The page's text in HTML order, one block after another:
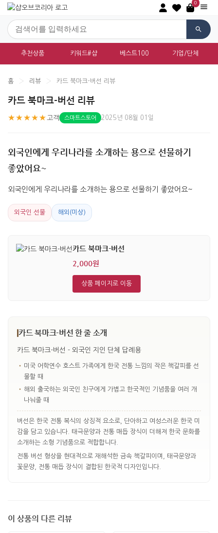
0
추천상품 키워드#샵 베스트100 기업/단체
홈 › 리뷰 › 카드 북마크-버선 리뷰
카드 북마크-버선 리뷰
★★★★★ 고객 스마트스토어 2025년 08월 01일
외국인에게 우리나라를 소개하는 용으로 선물하기
좋았어요~
외국인에게 우리나라를 소개하는 용으로 선물하기 좋았어요~
외국인 선물 해외(미상)
카드 북마크-버선
2,000원
상품 페이지로 이동
카드 북마크-버선 한 줄 소개
카드 북마크-버선 - 외국인 지인 단체 답례용
• 미국 어학연수 호스트 가족에게 한국 전통 느낌의 작은 책갈피를 선
물할 때
• 해외 출국하는 외국인 친구에게 가볍고 한국적인 기념품을 여러 개
나눠줄 때
버선은 한국 전통 복식의 상징적 요소로, 단아하고 여성스러운 한국 미
감을 담고 있습니다. 태극문양과 전통 매듭 장식이 더해져 한국 문화를
소개하는 소형 기념품으로 적합합니다.
전통 버선 형상을 현대적으로 재해석한 금속 책갈피이며, 태극문양과
꽃문양, 전통 매듭 장식이 결합된 한국적 디자인입니다.
이 상품의 다른 리뷰